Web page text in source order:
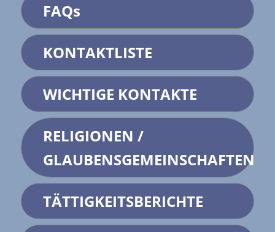
FAQs
KONTAKTLISTE
WICHTIGE KONTAKTE
RELIGIONEN /
GLAUBENSGEMEINSCHAFTEN
TÄTTIGKEITSBERICHTE